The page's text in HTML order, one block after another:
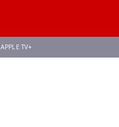
APPLE TV+